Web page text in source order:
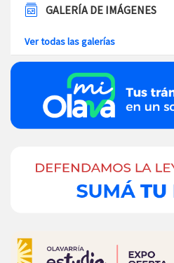
GALERÍA DE IMÁGENES
Ver todas las galerías